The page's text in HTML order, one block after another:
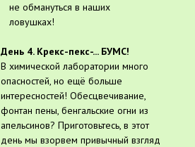
не обмануться в наших
ловушках!
День 4. Крекс-пекс-... БУМС!
В химической лаборатории много
опасностей, но ещё больше
интересностей! Обесцвечивание,
фонтан пены, бенгальские огни из
апельсинов? Приготовьтесь, в этот
день мы взорвем привычный взгляд